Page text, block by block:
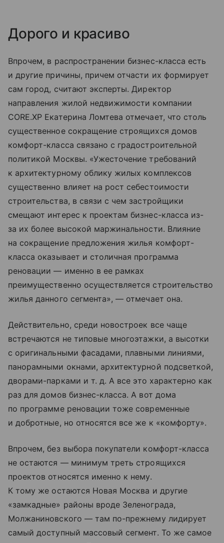
Дорого и красиво
Впрочем, в распространении бизнес-класса есть
и другие причины, причем отчасти их формирует
сам город, считают эксперты. Директор
направления жилой недвижимости компании
CORE.XP Екатерина Ломтева отмечает, что столь
существенное сокращение строящихся домов
комфорт-класса связано с градостроительной
политикой Москвы. «Ужесточение требований
к архитектурному облику жилых комплексов
существенно влияет на рост себестоимости
строительства, в связи с чем застройщики
смещают интерес к проектам бизнес-класса из-
за их более высокой маржинальности. Влияние
на сокращение предложения жилья комфорт-
класса оказывает и столичная программа
реновации — именно в ее рамках
преимущественно осуществляется строительство
жилья данного сегмента», — отмечает она.
Действительно, среди новостроек все чаще
встречаются не типовые многоэтажки, а высотки
с оригинальными фасадами, плавными линиями,
панорамными окнами, архитектурной подсветкой,
дворами-парками и т. д. А все это характерно как
раз для домов бизнес-класса. А вот дома
по программе реновации тоже современные
и добротные, но относятся все же к «комфорту».
Впрочем, без выбора покупатели комфорт-класса
не остаются — минимум треть строящихся
проектов относятся именно к нему.
К тому же остаются Новая Москва и другие
«замкадные» районы вроде Зеленограда,
Молжаниновского — там по-прежнему лидирует
самый доступный массовый сегмент. То же самое